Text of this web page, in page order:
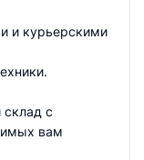
и курьерскими
с
вам